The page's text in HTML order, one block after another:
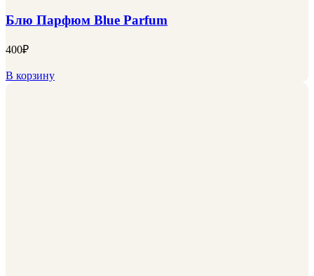
Блю Парфюм Blue Parfum
400₽
В корзину